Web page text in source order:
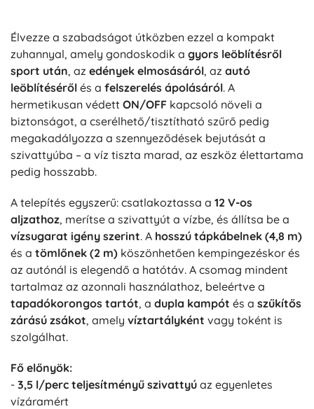
Élvezze a szabadságot útközben ezzel a kompakt
zuhannyal, amely gondoskodik a gyors leöblítésről
sport után, az edények elmosásáról, az autó
leöblítéséről és a felszerelés ápolásáról. A
hermetikusan védett ON/OFF kapcsoló növeli a
biztonságot, a cserélhető/tisztítható szűrő pedig
megakadályozza a szennyeződések bejutását a
szivattyúba – a víz tiszta marad, az eszköz élettartama
pedig hosszabb.
A telepítés egyszerű: csatlakoztassa a 12 V-os
aljzathoz, merítse a szivattyút a vízbe, és állítsa be a
vízsugarat igény szerint. A hosszú tápkábelnek (4,8 m)
és a tömlőnek (2 m) köszönhetően kempingezéskor és
az autónál is elegendő a hatótáv. A csomag mindent
tartalmaz az azonnali használathoz, beleértve a
tapadókorongos tartót, a dupla kampót és a szűkítős
zárású zsákot, amely víztartályként vagy toként is
szolgálhat.
Fő előnyök:
- 3,5 l/perc teljesítményű szivattyú az egyenletes
vízáramért